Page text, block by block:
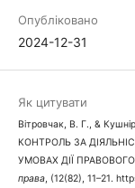
Опубліковано
2024-12-31
Як цитувати
Вітровчак, В. Г., &
КОНТРОЛЬ ЗА
УМОВАХ ДІЇ
права, (12(82), 11–21.